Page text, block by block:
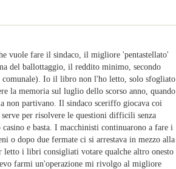
vuole fare il sindaco, il migliore 'pentastellato'
del ballottaggio, il reddito minimo, secondo
comunale). Io il libro non l'ho letto, solo sfogliato
la memoria sul luglio dello scorso anno, quando
non partivano. Il sindaco sceriffo giocava coi
per risolvere le questioni difficili senza
e basta. I macchinisti continuarono a fare i
o dopo due fermate ci si arrestava in mezzo alla
letto i libri consigliati votare qualche altro onesto
farmi un'operazione mi rivolgo al migliore